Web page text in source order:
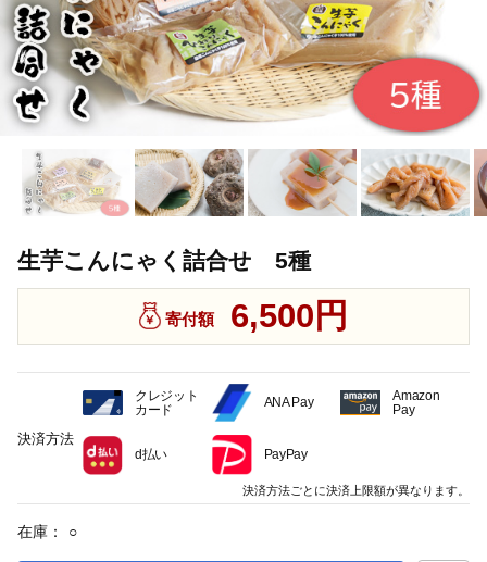
生芋こんにゃく詰合せ 5種
寄付額 6,500円
在庫： ○
決済方法
クレジット
カード
ANA Pay
Amazon
Pay
d払い PayPay
決済方法ごとに決済上限額が異なります。